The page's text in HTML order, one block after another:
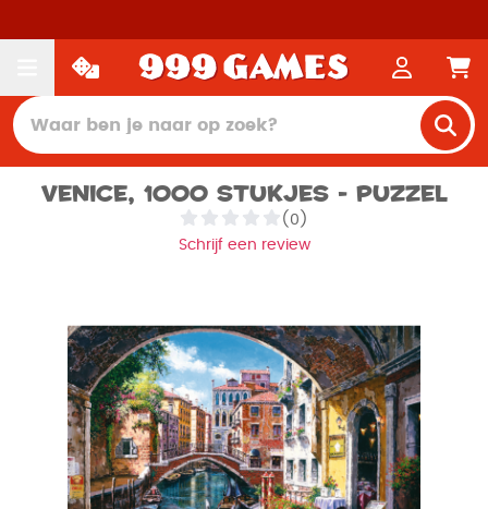
Venice, 1000 stukjes - Puzzel
(0)
Schrijf een review